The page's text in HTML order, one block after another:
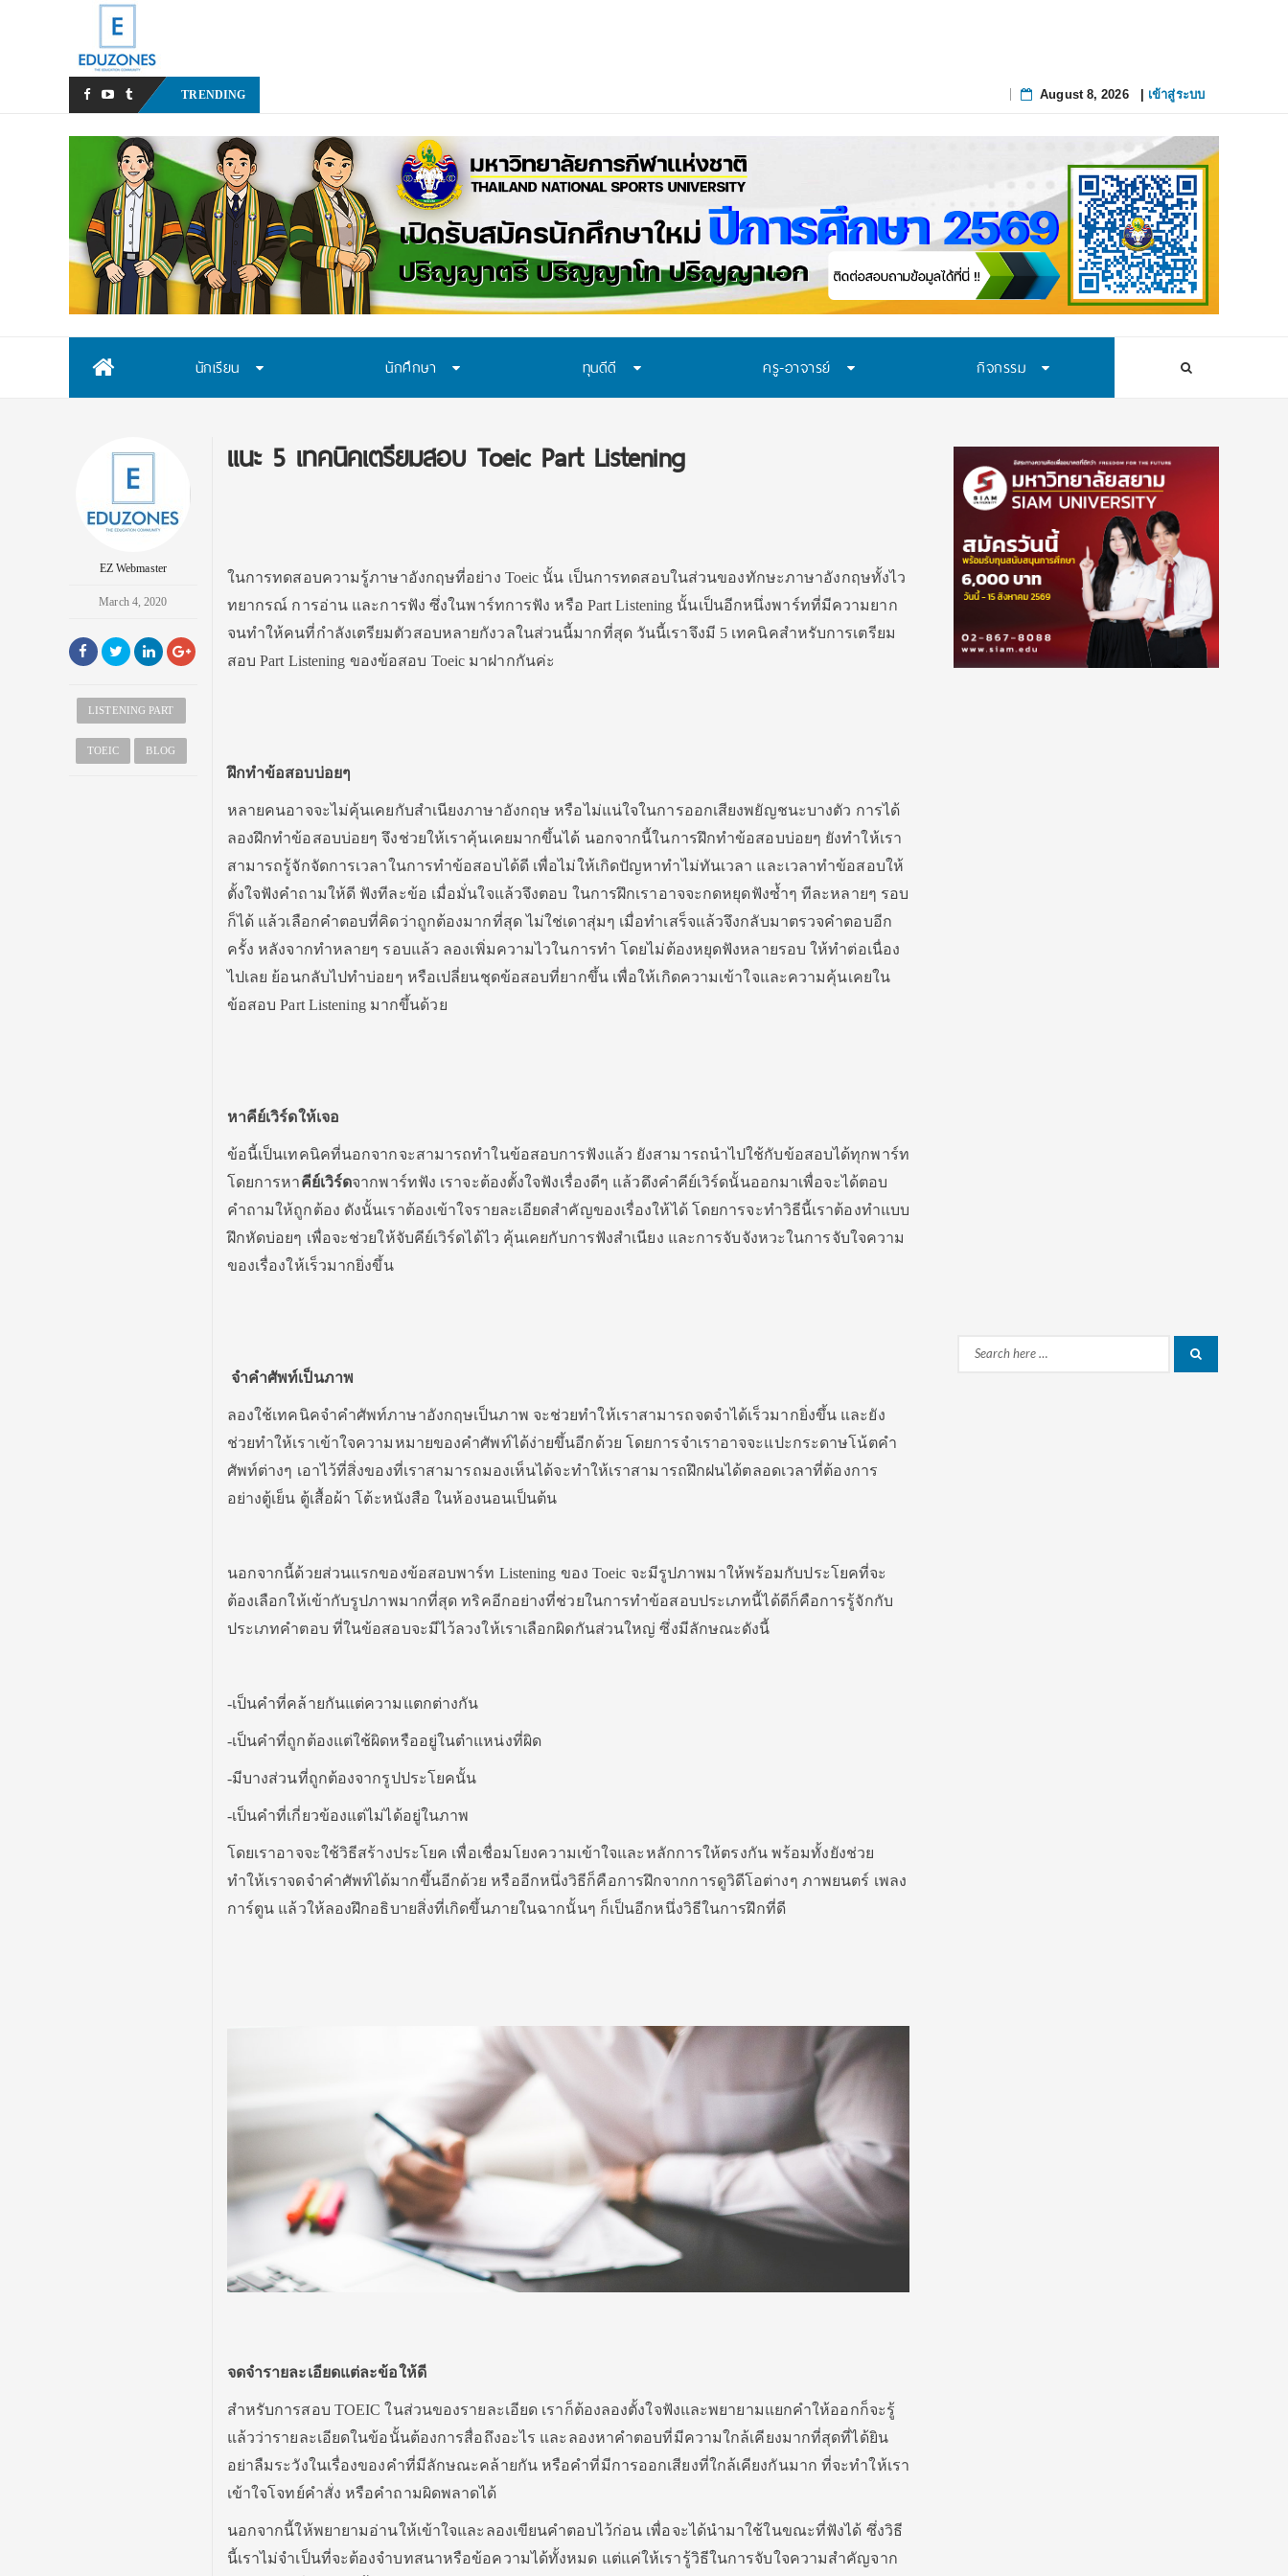
TRENDING August 8, 2026| เข้าสู่ระบบ
นักเรียน นักศึกษา ทุนดีดี ครู-อาจารย์ กิจกรรม
EZ Webmaster
March 4, 2020
LISTENING PART
TOEIC BLOG
แนะ 5 เทคนิคเตรียมสอบ Toeic Part Listening
ในการทดสอบความรู้ภาษาอังกฤษที่อย่าง Toeic นั้น เป็นการทดสอบในส่วนของทักษะภาษาอังกฤษทั้งไว
ทยากรณ์ การอ่าน และการฟัง ซึ่งในพาร์ทการฟัง หรือ Part Listening นั้นเป็นอีกหนึ่งพาร์ทที่มีความยาก
จนทำให้คนที่กำลังเตรียมตัวสอบหลายกังวลในส่วนนี้มากที่สุด วันนี้เราจึงมี 5 เทคนิคสำหรับการเตรียม
สอบ Part Listening ของข้อสอบ Toeic มาฝากกันค่ะ
ฝึกทำข้อสอบบ่อยๆ
หลายคนอาจจะไม่คุ้นเคยกับสำเนียงภาษาอังกฤษ หรือไม่แน่ใจในการออกเสียงพยัญชนะบางตัว การได้
ลองฝึกทำข้อสอบบ่อยๆ จึงช่วยให้เราคุ้นเคยมากขึ้นได้ นอกจากนี้ในการฝึกทำข้อสอบบ่อยๆ ยังทำให้เรา
สามารถรู้จักจัดการเวลาในการทำข้อสอบได้ดี เพื่อไม่ให้เกิดปัญหาทำไม่ทันเวลา และเวลาทำข้อสอบให้
ตั้งใจฟังคำถามให้ดี ฟังทีละข้อ เมื่อมั่นใจแล้วจึงตอบ ในการฝึกเราอาจจะกดหยุดฟังซ้ำๆ ทีละหลายๆ รอบ
ก็ได้ แล้วเลือกคำตอบที่คิดว่าถูกต้องมากที่สุด ไม่ใช่เดาสุ่มๆ เมื่อทำเสร็จแล้วจึงกลับมาตรวจคำตอบอีก
ครั้ง หลังจากทำหลายๆ รอบแล้ว ลองเพิ่มความไวในการทำ โดยไม่ต้องหยุดฟังหลายรอบ ให้ทำต่อเนื่อง
ไปเลย ย้อนกลับไปทำบ่อยๆ หรือเปลี่ยนชุดข้อสอบที่ยากขึ้น เพื่อให้เกิดความเข้าใจและความคุ้นเคยใน
ข้อสอบ Part Listening มากขึ้นด้วย
หาคีย์เวิร์ดให้เจอ
ข้อนี้เป็นเทคนิคที่นอกจากจะสามารถทำในข้อสอบการฟังแล้ว ยังสามารถนำไปใช้กับข้อสอบได้ทุกพาร์ท
โดยการหาคีย์เวิร์ดจากพาร์ทฟัง เราจะต้องตั้งใจฟังเรื่องดีๆ แล้วดึงคำคีย์เวิร์ดนั้นออกมาเพื่อจะได้ตอบ
คำถามให้ถูกต้อง ดังนั้นเราต้องเข้าใจรายละเอียดสำคัญของเรื่องให้ได้ โดยการจะทำวิธีนี้เราต้องทำแบบ
ฝึกหัดบ่อยๆ เพื่อจะช่วยให้จับคีย์เวิร์ดได้ไว คุ้นเคยกับการฟังสำเนียง และการจับจังหวะในการจับใจความ
ของเรื่องให้เร็วมากยิ่งขึ้น
จำคำศัพท์เป็นภาพ
ลองใช้เทคนิคจำคำศัพท์ภาษาอังกฤษเป็นภาพ จะช่วยทำให้เราสามารถจดจำได้เร็วมากยิ่งขึ้น และยัง
ช่วยทำให้เราเข้าใจความหมายของคำศัพท์ได้ง่ายขึ้นอีกด้วย โดยการจำเราอาจจะแปะกระดาษโน้ตคำ
ศัพท์ต่างๆ เอาไว้ที่สิ่งของที่เราสามารถมองเห็นได้จะทำให้เราสามารถฝึกฝนได้ตลอดเวลาที่ต้องการ
อย่างตู้เย็น ตู้เสื้อผ้า โต้ะหนังสือ ในห้องนอนเป็นต้น
นอกจากนี้ด้วยส่วนแรกของข้อสอบพาร์ท Listening ของ Toeic จะมีรูปภาพมาให้พร้อมกับประโยคที่จะ
ต้องเลือกให้เข้ากับรูปภาพมากที่สุด ทริคอีกอย่างที่ช่วยในการทำข้อสอบประเภทนี้ได้ดีก็คือการรู้จักกับ
ประเภทคำตอบ ที่ในข้อสอบจะมีไว้ลวงให้เราเลือกผิดกันส่วนใหญ่ ซึ่งมีลักษณะดังนี้
-เป็นคำที่คล้ายกันแต่ความแตกต่างกัน
-เป็นคำที่ถูกต้องแต่ใช้ผิดหรืออยู่ในตำแหน่งที่ผิด
-มีบางส่วนที่ถูกต้องจากรูปประโยคนั้น
-เป็นคำที่เกี่ยวข้องแต่ไม่ได้อยู่ในภาพ
โดยเราอาจจะใช้วิธีสร้างประโยค เพื่อเชื่อมโยงความเข้าใจและหลักการให้ตรงกัน พร้อมทั้งยังช่วย
ทำให้เราจดจำคำศัพท์ได้มากขึ้นอีกด้วย หรืออีกหนึ่งวิธีก็คือการฝึกจากการดูวิดีโอต่างๆ ภาพยนตร์ เพลง
การ์ตูน แล้วให้ลองฝึกอธิบายสิ่งที่เกิดขึ้นภายในฉากนั้นๆ ก็เป็นอีกหนึ่งวิธีในการฝึกที่ดี
จดจำรายละเอียดแต่ละข้อให้ดี
สำหรับการสอบ TOEIC ในส่วนของรายละเอียด เราก็ต้องลองตั้งใจฟังและพยายามแยกคำให้ออกก็จะรู้
แล้วว่ารายละเอียดในข้อนั้นต้องการสื่อถึงอะไร และลองหาคำตอบที่มีความใกล้เคียงมากที่สุดที่ได้ยิน
อย่าลืมระวังในเรื่องของคำที่มีลักษณะคล้ายกัน หรือคำที่มีการออกเสียงที่ใกล้เคียงกันมาก ที่จะทำให้เรา
เข้าใจโจทย์คำสั่ง หรือคำถามผิดพลาดได้
นอกจากนี้ให้พยายามอ่านให้เข้าใจและลองเขียนคำตอบไว้ก่อน เพื่อจะได้นำมาใช้ในขณะที่ฟังได้ ซึ่งวิธี
นี้เราไม่จำเป็นที่จะต้องจำบทสนาหรือข้อความได้ทั้งหมด แต่แค่ให้เรารู้วิธีในการจับใจความสำคัญจาก
Search